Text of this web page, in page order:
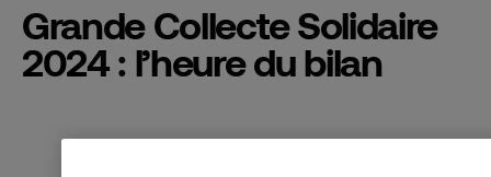
Grande Collecte Solidaire
2024 : l’heure du bilan